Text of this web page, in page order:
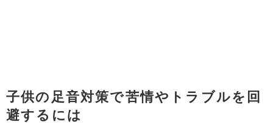
子供の足音対策で苦情やトラブルを回
避するには